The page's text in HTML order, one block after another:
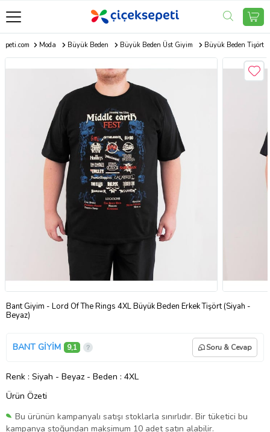
Moda Büyük Beden Büyük Beden Üst Giyim Büyük Beden Tişört
Bant Giyim - Lord Of The Rings 4XL Büyük Beden Erkek Tişört (Siyah -
Beyaz)
BANT GİYİM 9,1 Soru & Cevap
Renk : Siyah - Beyaz - Beden : 4XL
Ürün Özeti
Bu ürünün kampanyalı satışı stoklarla sınırlıdır. Bir tüketici bu
kampanya stoğundan maksimum 10 adet satın alabilir.